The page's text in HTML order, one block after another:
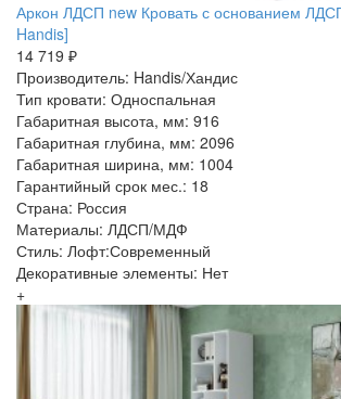
Аркон ЛДСП new Кровать с основанием
Handis]
14 719 ₽
Производитель: Handis/Хандис
Тип кровати: Односпальная
Габаритная высота, мм: 916
Габаритная глубина, мм: 2096
Габаритная ширина, мм: 1004
Гарантийный срок мес.: 18
Страна: Россия
Материалы: ЛДСП/МДФ
Стиль: Лофт:Современный
Декоративные элементы: Нет
+